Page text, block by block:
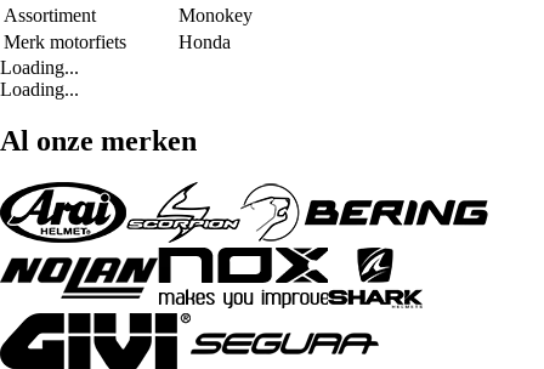
Assortiment
Monokey
Merk motorfiets
Honda
Loading...
Loading...
Al onze merken